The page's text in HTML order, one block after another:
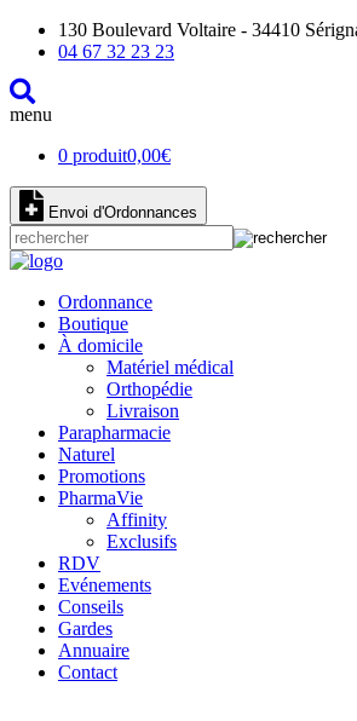
130 Boulevard Voltaire - 34410
04 67 32 23 23
menu
0 produit0,00€
Envoi d'Ordonnances
Ordonnance
Boutique
À domicile
Matériel médical
Orthopédie
Livraison
Parapharmacie
Naturel
Promotions
PharmaVie
Affinity
Exclusifs
RDV
Evénements
Conseils
Gardes
Annuaire
Contact